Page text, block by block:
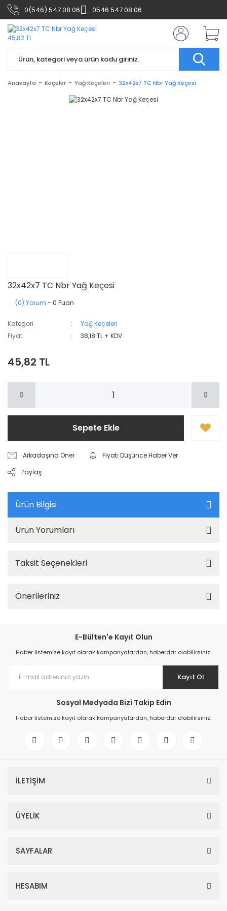
0(546) 547 08 06 0546 547 08 06
Anasayfa Keçeler Yağ Keçeleri 32x42x7 TC Nbr Yağ Keçesi
32x42x7 TC Nbr Yağ Keçesi
(0) Yorum - 0 Puan
Kategori
Yağ Keçeleri
Fiyat
38,18 TL + KDV
45,82 TL
Sepete Ekle
Arkadaşına Öner
Fiyatı Düşünce Haber Ver
Paylaş
Ürün Bilgisi
Ürün Yorumları
Taksit Seçenekleri
Önerileriniz
E-Bülten'e Kayıt Olun
Haber listemize kayıt olarak kampanyalardan, haberdar olabilirsiniz.
Kayıt Ol
Sosyal Medyada Bizi Takip Edin
Haber listemize kayıt olarak kampanyalardan, haberdar olabilirsiniz.
İLETİŞİM
ÜYELİK
SAYFALAR
HESABIM